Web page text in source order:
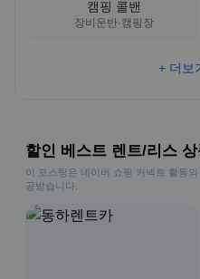
캠핑 콜밴
장비운반·캠핑장
+ 더보
할인 베스트 렌트/리스
이 포스팅은 네이버 쇼핑 커넥트 활동
공받습니다.